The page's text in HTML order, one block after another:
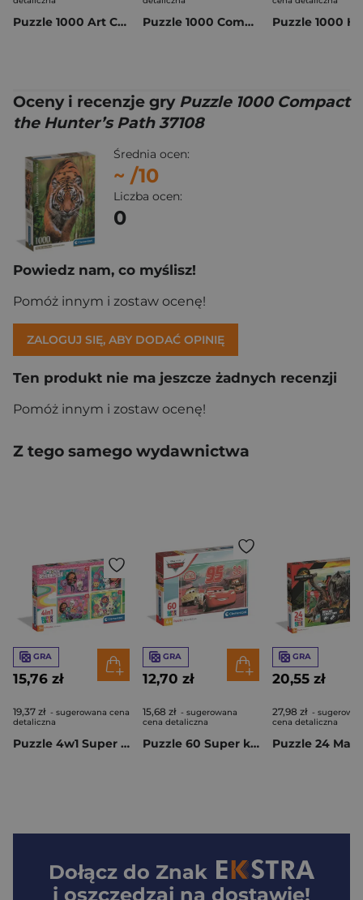
Puzzle 1000 Art Collection Kolekcja arcydzieł sztuki 10974 Puzzle 1000 Compact New York 37116
Oceny i recenzje gry Puzzle 1000 Compact
the Hunter’s Path 37108
Średnia ocen:
~ /10
Liczba ocen:
0
Powiedz nam, co myślisz!
Pomóż innym i zostaw ocenę!
ZALOGUJ SIĘ, ABY DODAĆ OPINIĘ
Ten produkt nie ma jeszcze żadnych recenzji
Pomóż innym i zostaw ocenę!
Z tego samego wydawnictwa
GRA
15,76 zł
19,37 zł - sugerowana cena
detaliczna
Puzzle 4w1 Super kolor Gabby’s Dollhouse 21752
GRA
12,70 zł
15,68 zł - sugerowana
cena detaliczna
Puzzle 60 Super kolor Cars 26317
GRA
20,55 zł
27,98 zł -
cena detaliczna
Dołącz do Znak
i oszczędzaj na dostawie!